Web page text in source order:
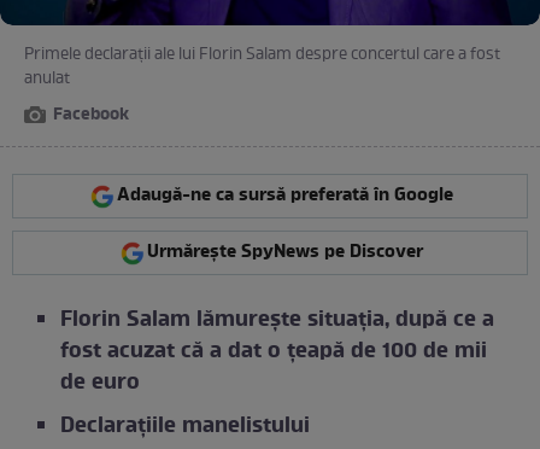
Primele declarații ale lui Florin Salam despre concertul care a fost
anulat
Facebook
Adaugă-ne ca sursă preferată în Google
Urmărește SpyNews pe Discover
Florin Salam lămurește situația, după ce a
fost acuzat că a dat o țeapă de 100 de mii
de euro
Declarațiile manelistului